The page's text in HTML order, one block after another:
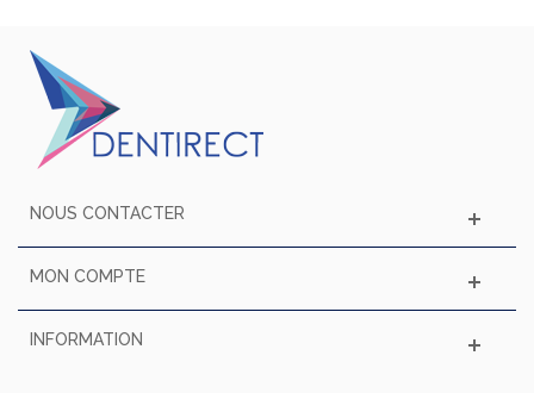
NOUS CONTACTER
MON COMPTE
INFORMATION